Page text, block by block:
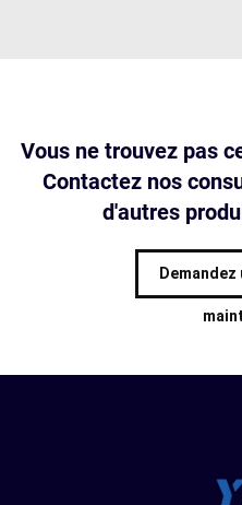
Vous ne trouvez pas
Contactez nos
d'autres
Demandez